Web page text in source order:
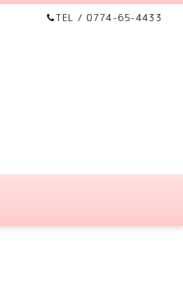
TEL / 0774-65-4433